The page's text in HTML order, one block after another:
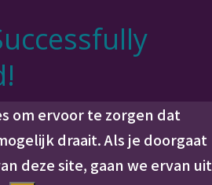
om ervoor te zorgen dat
draait. Als je doorgaat
deze site, gaan we ervan uit